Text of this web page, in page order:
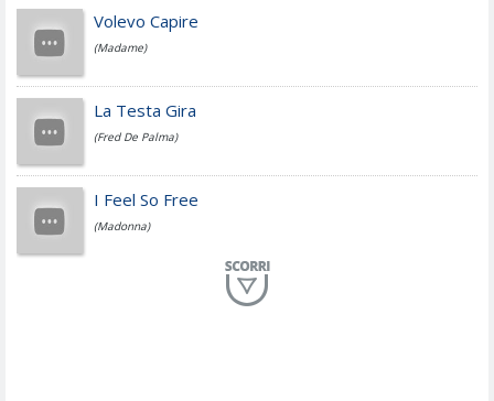
Jovanotti
Fedez
Simone Cristicchi
Volevo Capire
(Madame)
La Testa Gira
(Fred De Palma)
I Feel So Free
(Madonna)